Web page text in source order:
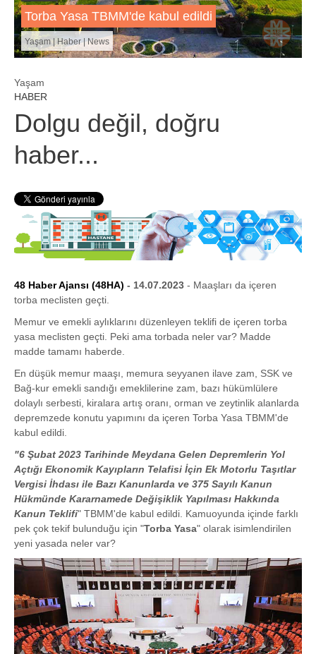
Torba Yasa TBMM'de kabul edildi
Yaşam | Haber | News
Yaşam
HABER
Dolgu değil, doğru
haber...
48 Haber Ajansı (48HA) - 14.07.2023 - Maaşları da içeren
torba meclisten geçti.
Memur ve emekli aylıklarını düzenleyen teklifi de içeren torba
yasa meclisten geçti. Peki ama torbada neler var? Madde
madde tamamı haberde.
En düşük memur maaşı, memura seyyanen ilave zam, SSK ve
Bağ-kur emekli sandığı emeklilerine zam, bazı hükümlülere
dolaylı serbesti, kiralara artış oranı, orman ve zeytinlik alanlarda
depremzede konutu yapımını da içeren Torba Yasa TBMM'de
kabul edildi.
"6 Şubat 2023 Tarihinde Meydana Gelen Depremlerin Yol
Açtığı Ekonomik Kayıpların Telafisi İçin Ek Motorlu Taşıtlar
Vergisi İhdası ile Bazı Kanunlarda ve 375 Sayılı Kanun
Hükmünde Kararnamede Değişiklik Yapılması Hakkında
Kanun Teklifi" TBMM'de kabul edildi. Kamuoyunda içinde farklı
pek çok tekif bulunduğu için "Torba Yasa" olarak isimlendirilen
yeni yasada neler var?